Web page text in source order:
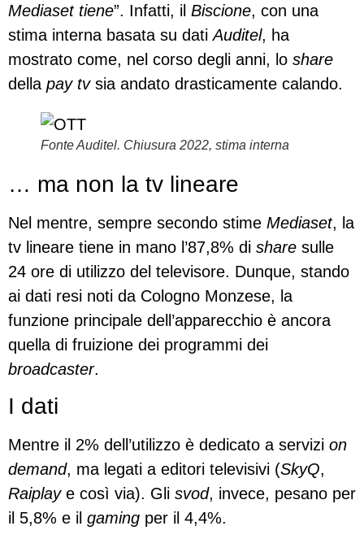
Mediaset tiene”. Infatti, il Biscione, con una
stima interna basata su datiAuditel, ha
mostrato come, nel corso degli anni, lo share
della pay tv sia andato drasticamente calando.
Fonte Auditel. Chiusura 2022, stima interna
… ma non la tv lineare
Nel mentre, sempre secondo stime Mediaset, la
tv lineare tiene in mano l’87,8% di share sulle
24 ore di utilizzo del televisore. Dunque, stando
ai dati resi noti da Cologno Monzese, la
funzione principale dell’apparecchio è ancora
quella di fruizione dei programmi dei
broadcaster.
I dati
Mentre il 2% dell’utilizzo è dedicato a servizi on
demand, ma legati a editori televisivi (SkyQ,
Raiplay e così via). Gli svod, invece, pesano per
il 5,8% e il gaming per il 4,4%.